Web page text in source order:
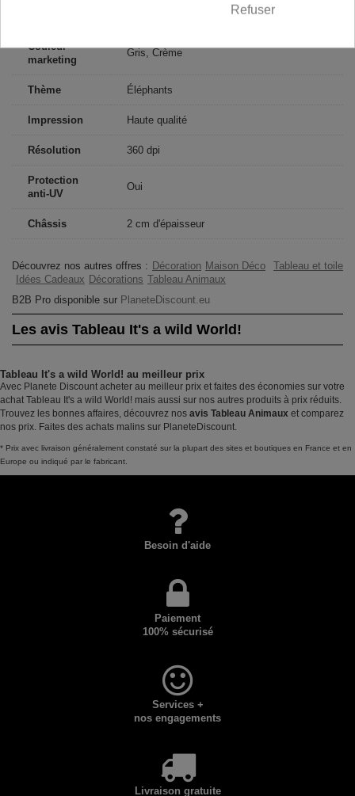
200x100 cm, 100x50 cm
Couleur
marketing
Gris, Crème
Thème Éléphants
Impression Haute qualité
Résolution 360 dpi
Protection
anti-UV
Oui
Châssis 2 cm d'épaisseur
Découvrez nos autres offres : Décoration Maison Déco
Tableau et toile
Idées Cadeaux Décorations Tableau Animaux
B2B Pro disponible sur PlaneteDiscount.eu
Les avis Tableau It's a wild World!
Tableau It's a wild World! au meilleur prix
Avec Planete Discount acheter au meilleur prix et faites des économies sur votre
achat Tableau It's a wild World! mais aussi sur nos autres produits à prix réduits.
Trouvez les bonnes affaires, découvrez nos avis Tableau Animaux et comparez
nos prix. Faites des achats malins sur PlaneteDiscount.
* Prix avec livraison généralement constaté sur la plupart des sites et boutiques en France et en
Europe ou indiqué par le fabricant.
Besoin d'aide
Paiement
100% sécurisé
Services +
nos engagements
Livraison gratuite
Refuser